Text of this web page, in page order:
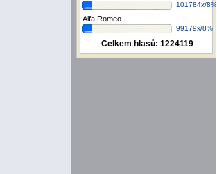
101784x/8%
Alfa Romeo
99179x/8%
Celkem hlasů: 1224119